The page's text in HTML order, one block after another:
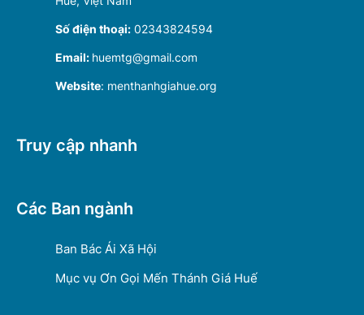
Số điện thoại: 02343824594
Email: huemtg@gmail.com
Website: menthanhgiahue.org
Truy cập nhanh
Các Ban ngành
Ban Bác Ái Xã Hội
Mục vụ Ơn Gọi Mến Thánh Giá Huế